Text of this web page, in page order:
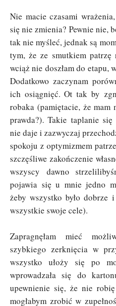
Nie macie czasami
się nie zmienia? Pewnie nie,
tak nie myśleć, jednak są
tym, że ze smutkiem patrzę
wciąż nie doszłam do etapu,
Dodatkowo zaczynam
ich osiągnięć. Ot tak by
robaka (pamiętacie, że mam
prawda?). Takie taplanie
nie daje i zazwyczaj
spokoju z optymizmem
szczęśliwe zakończenie
wszyscy dawno
pojawia się u mnie jedno
żeby wszystko było dobrze
wszystkie swoje cele).
Zapragnęłam mieć
szybkiego zerknięcia w
wszystko ułoży się po
wprowadzała się do
upewnienie się, że nie
mogłabym zrobić w